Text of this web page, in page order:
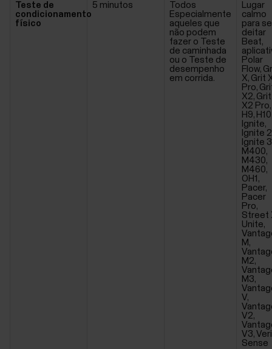
Teste de
condicionamento
físico
5 minutos
Todos
Especialmente
aqueles que
não podem
fazer o Teste
de caminhada
ou o Teste de
desempenho
em corrida.
Lugar
calmo
para se
deitar
Beat,
Polar
Flow,
X, Grit
Pro,
X2, Grit
X2 Pro,
H9,
Ignite,
Ignite
Ignite
M400,
M430,
M460,
OH1,
Pacer,
Pacer
Pro,
Street
Unite,
M,
M2,
M3,
V,
V2,
V3,
Sense